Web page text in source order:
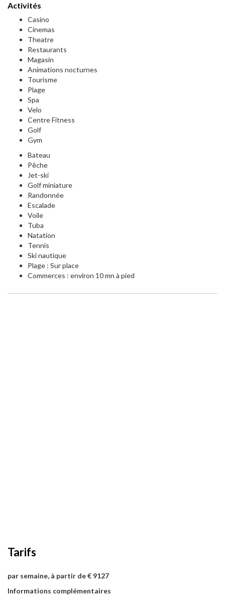
Activités
Casino
Cinemas
Theatre
Restaurants
Magasin
Animations nocturnes
Tourisme
Plage
Spa
Velo
Centre Fitness
Golf
Gym
Bateau
Pêche
Jet-ski
Golf miniature
Randonnée
Escalade
Voile
Tuba
Natation
Tennis
Ski nautique
Plage : Sur place
Commerces : environ 10 mn à pied
Tarifs
par semaine, à partir de € 9127
Informations complémentaires